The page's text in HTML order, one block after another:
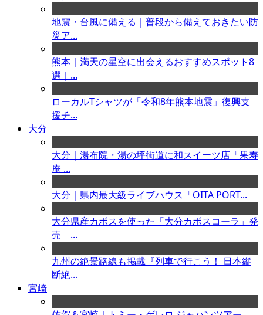
地震・台風に備える｜普段から備えておきたい防
災ア...
熊本｜満天の星空に出会えるおすすめスポット8
選｜...
ローカルTシャツが「令和8年熊本地震」復興支
援チ...
大分
大分｜湯布院・湯の坪街道に和スイーツ店「果寿
庵 ...
大分｜県内最大級ライブハウス「OITA PORT...
大分県産カボスを使った「大分カボスコーラ」発
売 ...
九州の絶景路線も掲載『列車で行こう！ 日本縦
断絶...
宮崎